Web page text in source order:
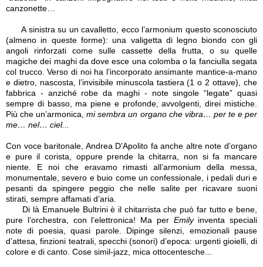
canzonette…
A sinistra su un cavalletto, ecco l’armonium questo sconosciuto
(almeno in queste forme): una valigetta di legno biondo con gli
angoli rinforzati come sulle cassette della frutta, o su quelle
magiche dei maghi da dove esce una colomba o la fanciulla segata
col trucco. Verso di noi ha l’incorporato ansimante mantice-a-mano
e dietro, nascosta, l’invisibile minuscola tastiera (1 o 2 ottave), che
fabbrica - anziché robe da maghi - note singole “legate” quasi
sempre di basso, ma piene e profonde, avvolgenti, direi mistiche.
Più che un’armonica, mi sembra un organo che vibra… per te e per
me… nel… ciel...
Con voce baritonale, Andrea D’Apolito fa anche altre note d’organo
e pure il corista, oppure prende la chitarra, non si fa mancare
niente. E noi che eravamo rimasti all’armonium della messa,
monumentale, severo e buio come un confessionale, i pedali duri e
pesanti da spingere peggio che nelle salite per ricavare suoni
stirati, sempre affamati d’aria.
Di là Emanuele Bultrini è il chitarrista che può far tutto e bene,
pure l’orchestra, con l’elettronica! Ma per Emily inventa speciali
note di poesia, quasi parole. Dipinge silenzi, emozionali pause
d’attesa, finzioni teatrali, specchi (sonori) d’epoca: urgenti gioielli, di
colore e di canto. Cose simil-jazz, mica ottocentesche...